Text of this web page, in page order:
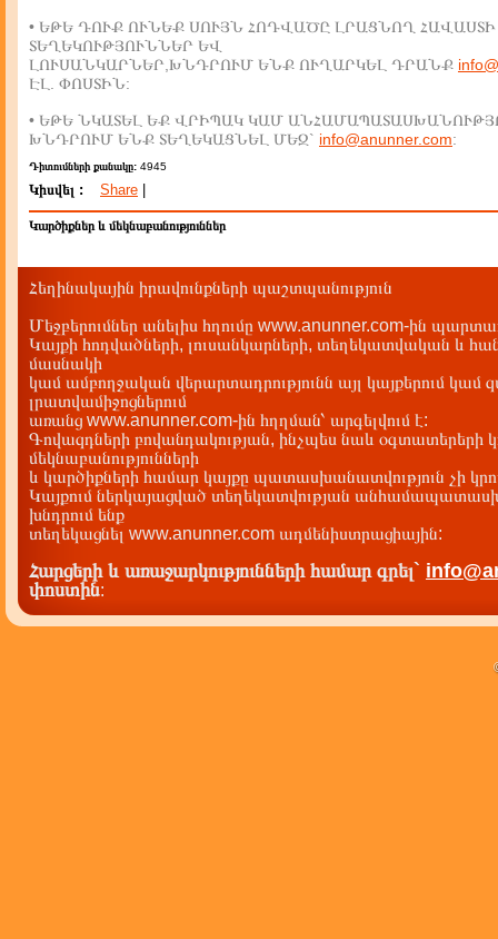
• ԵԹԵ ԴՈՒՔ ՈՒՆԵՔ ՍՈՒՅՆ ՀՈԴՎԱԾԸ ԼՐԱՑՆՈՂ ՀԱՎԱՍՏԻ
ՏԵՂԵԿՈՒԹՅՈՒՆՆԵՐ ԵՎ
ԼՈՒՍԱՆԿԱՐՆԵՐ,ԽՆԴՐՈՒՄ ԵՆՔ ՈՒՂԱՐԿԵԼ ԴՐԱՆՔ
ԷԼ. ՓՈՍՏԻՆ:
• ԵԹԵ ՆԿԱՏԵԼ ԵՔ ՎՐԻՊԱԿ ԿԱՄ
ԽՆԴՐՈՒՄ ԵՆՔ ՏԵՂԵԿԱՑՆԵԼ ՄԵԶ` info@anunner.com:
Դիտումների քանակը: 4945
Կիսվել : Share
Կարծիքներ և մեկնաբանություններ
Հեղինակային իրավունքների պաշտպանություն
Մեջբերումներ անելիս հղումը www.anunner.com-ին
Կայքի հոդվածների, լուսանկարների, տեղեկատվական և
մասնակի
կամ ամբողջական վերարտադրությունն այլ կայքերում կամ
լրատվամիջոցներում
առանց www.anunner.com-ին հղղման՝ արգելվում է:
Գովազդների բովանդակության, ինչպես նաև օգտատերերի
մեկնաբանությունների
և կարծիքների համար կայքը պատասխանատվություն չի
Կայքում ներկայացված տեղեկատվության
խնդրում ենք
տեղեկացնել www.anunner.com ադմենիստրացիային:
Հարցերի և առաջարկությունների համար գրել`
փոստին: